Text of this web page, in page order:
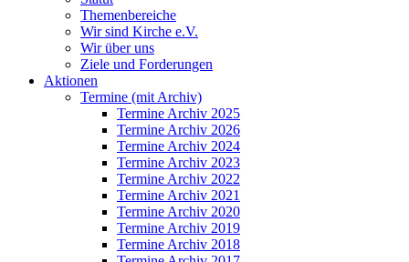
Themenbereiche
Wir sind Kirche e.V.
Wir über uns
Ziele und Forderungen
Aktionen
Termine (mit Archiv)
Termine Archiv 2025
Termine Archiv 2026
Termine Archiv 2024
Termine Archiv 2023
Termine Archiv 2022
Termine Archiv 2021
Termine Archiv 2020
Termine Archiv 2019
Termine Archiv 2018